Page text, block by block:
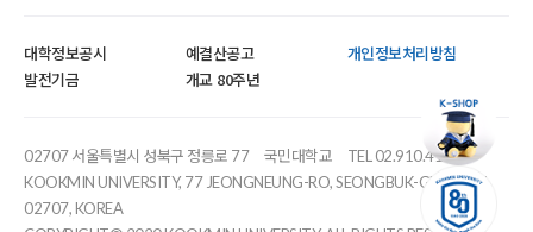
대학정보공시 예결산공고
개인정보처리방침
발전기금
개교 80주년
02707 서울특별시 성북구 정릉로 77 국민대학교
TEL 02.910.4114
KOOKMIN UNIVERSITY, 77 JEONGNEUNG-RO, SEONGBUK-GU, SEOUL,
02707, KOREA